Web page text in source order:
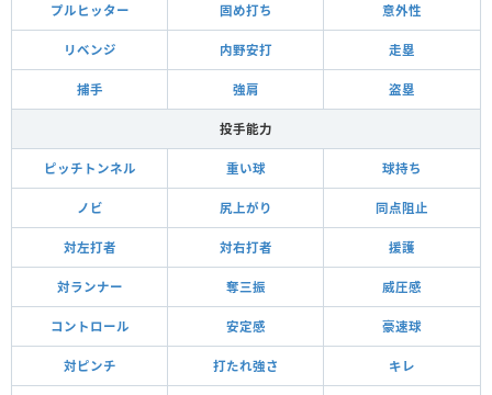
プルヒッター 固め打ち 意外性
リベンジ 内野安打 走塁
捕手 強肩 盗塁
投手能力
ピッチトンネル 重い球 球持ち
ノビ 尻上がり 同点阻止
対左打者 対右打者 援護
対ランナー 奪三振 威圧感
コントロール 安定感 豪速球
対ピンチ 打たれ強さ キレ